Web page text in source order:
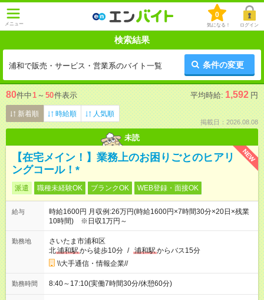
メニュー
0
気になる！ ログイン
検索結果
浦和で販売・サービス・営業系のバイト一覧 条件の変更
80件中1 ～ 50件表示 平均時給: 1,592 円
新着順 時給順 人気順
掲載日：2026.08.08
未読
NEW
【在宅メイン！】業務上のお困りごとのヒアリ
ングコール！*
派遣 職種未経験OK ブランクOK WEB登録・面接OK
給与
時給1600円 月収例:26万円(時給1600円×7時間30分×20日×残業
10時間) ※日収1万円～
勤務地
さいたま市浦和区
北浦和駅から徒歩10分 / 浦和駅からバス15分
\\大手通信・情報企業//
勤務時間 8:40～17:10(実働7時間30分/休憩60分)